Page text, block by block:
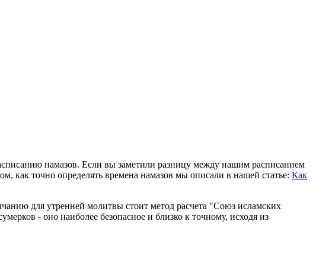
намазов. Если вы заметили разницу между нашим расписанием
как точно определять времена намазов мы описали в нашей статье: Как
для утренней молитвы стоит метод расчета "Союз исламских
- оно наиболее безопасное и близко к точному, исходя из